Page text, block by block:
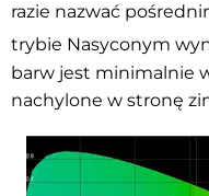
razie nazwać
trybie Nasyconym
barw jest minimalnie
nachylone w stronę